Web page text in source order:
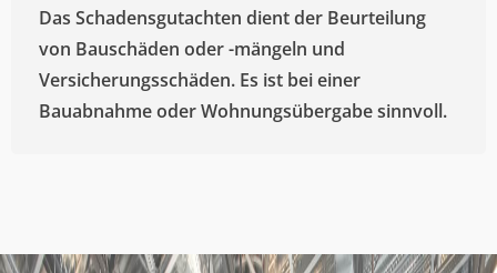
Das Schadensgutachten dient der Beurteilung
von Bauschäden oder -mängeln und
Versicherungsschäden. Es ist bei einer
Bauabnahme oder Wohnungsübergabe sinnvoll.